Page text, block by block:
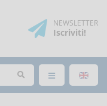
NEWSLETTER
Iscriviti!